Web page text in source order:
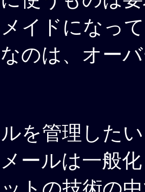
イドになっ
のは、オー
を管理したい
ールは一般